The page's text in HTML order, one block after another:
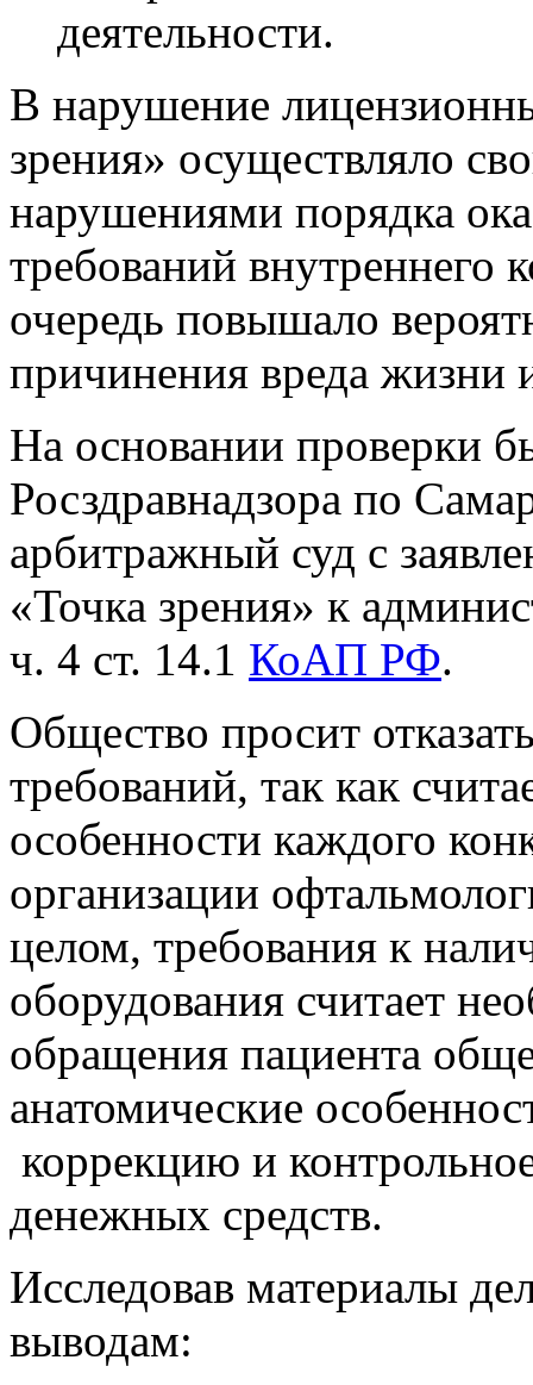
деятельности.
В нарушение
зрения» осуществляло
нарушениями порядка
требований внутреннего
очередь повышало
причинения вреда жизни
На основании проверки
Росздравнадзора по
арбитражный суд с
«Точка зрения» к
ч. 4 ст. 14.1 КоАП РФ.
Общество просит
требований, так как
особенности каждого
организации
целом, требования к
оборудования считает
обращения пациента
анатомические
коррекцию и
денежных средств.
Исследовав материалы
выводам: